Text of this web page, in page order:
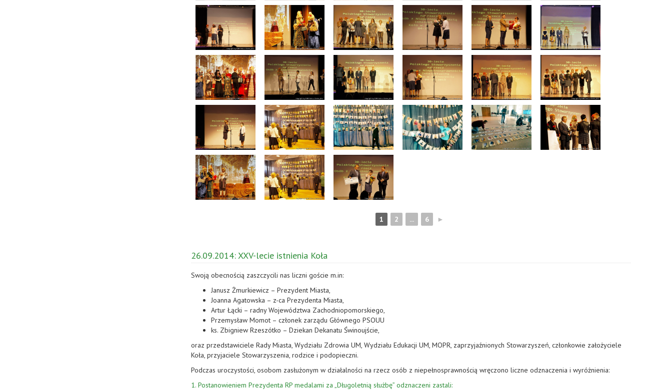
1 2 ... 6 ►
26.09.2014: XXV-lecie istnienia Koła
Swoją obecnością zaszczycili nas liczni goście m.in:
Janusz Żmurkiewicz – Prezydent Miasta,
Joanna Agatowska – z-ca Prezydenta Miasta,
Artur Łącki – radny Województwa Zachodniopomorskiego,
Przemysław Momot – członek zarządu Głównego PSOUU
ks. Zbigniew Rzeszótko – Dziekan Dekanatu Świnoujście,
oraz przedstawiciele Rady Miasta, Wydziału Zdrowia UM, Wydziału Edukacji UM, MOPR, zaprzyjaźnionych Stowarzyszeń, członkowie założyciele
Koła, przyjaciele Stowarzyszenia, rodzice i podopieczni.
Podczas uroczystości, osobom zasłużonym w działalności na rzecz osób z niepełnosprawnością wręczono liczne odznaczenia i wyróżnienia:
1. Postanowieniem Prezydenta RP medalami za „Długoletnią służbę” odznaczeni zastali: